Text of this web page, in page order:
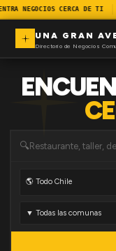
NEGOCIOS CERCA DE TI
UNA GRAN
Directorio de Negocios
🔍